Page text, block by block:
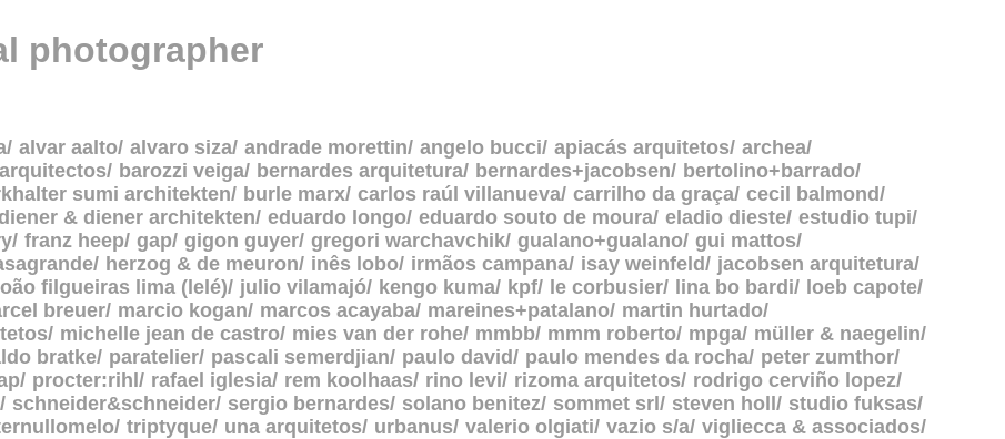
photographer
alvar aalto alvaro siza andrade morettin angelo bucci apiacás arquitetos archea
barozzi veiga bernardes arquitetura bernardes+jacobsen
bertolino+barrado
sumi architekten burle marx carlos raúl villanueva carrilho da graça cecil balmond
& diener architekten eduardo longo eduardo souto de moura eladio dieste estudio tupi
franz heep gap gigon guyer gregori warchavchik gualano+gualano gui mattos
herzog & de meuron inês lobo irmãos campana isay weinfeld
jacobsen arquitetura
filgueiras lima (lelé) julio vilamajó kengo kuma kpf le corbusier lina bo bardi
loeb capote
breuer marcio kogan marcos acayaba mareines+patalano martin hurtado
michelle jean de castro mies van der rohe mmbb mmm roberto mpga müller & naegelin
bratke paratelier pascali semerdjian paulo david paulo mendes da rocha peter zumthor
procter:rihl rafael iglesia rem koolhaas rino levi rizoma arquitetos
rodrigo cerviño lopez
schneider&schneider sergio bernardes solano benitez sommet srl steven holl
studio fuksas
triptyque una arquitetos urbanus valerio olgiati vazio s/a vigliecca & associados